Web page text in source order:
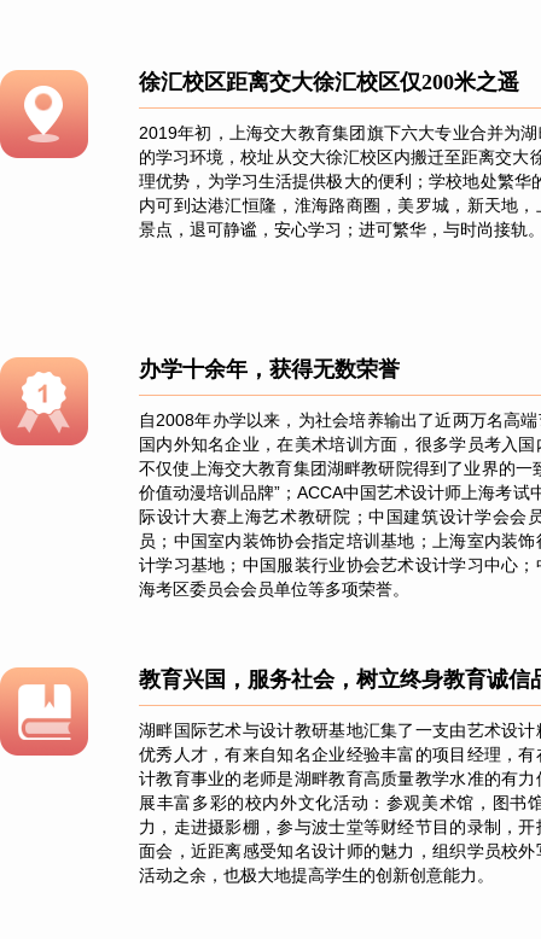
徐汇校区距离交大徐汇校区仅200米之遥
2019年初，上海交大教育集团旗下六大专业合并为
的学习环境，校址从交大徐汇校区内搬迁至距离交
理优势，为学习生活提供极大的便利；学校地处繁
内可到达港汇恒隆，淮海路商圈，美罗城，新天地
景点，退可静谧，安心学习；进可繁华，与时尚接轨
办学十余年，获得无数荣誉
自2008年办学以来，为社会培养输出了近两万名高
国内外知名企业，在美术培训方面，很多学员考入
不仅使上海交大教育集团湖畔教研院得到了业界的
价值动漫培训品牌”；ACCA中国艺术设计师上海考
际设计大赛上海艺术教研院；中国建筑设计学会会
员；中国室内装饰协会指定培训基地；上海室内装
计学习基地；中国服装行业协会艺术设计学习中心
海考区委员会会员单位等多项荣誉。
教育兴国，服务社会，树立终身教育诚信
湖畔国际艺术与设计教研基地汇集了一支由艺术设
优秀人才，有来自知名企业经验丰富的项目经理，
计教育事业的老师是湖畔教育高质量教学水准的有
展丰富多彩的校内外文化活动：参观美术馆，图书
力，走进摄影棚，参与波士堂等财经节目的录制，
面会，近距离感受知名设计师的魅力，组织学员校
活动之余，也极大地提高学生的创新创意能力。